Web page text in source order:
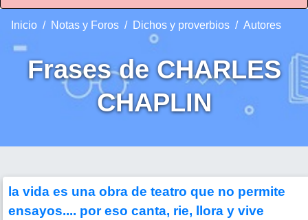
Inicio Notas y Foros Dichos y proverbios Autores
Frases de CHARLES
CHAPLIN
la vida es una obra de teatro que no permite
ensayos.... por eso canta, rie, llora y vive